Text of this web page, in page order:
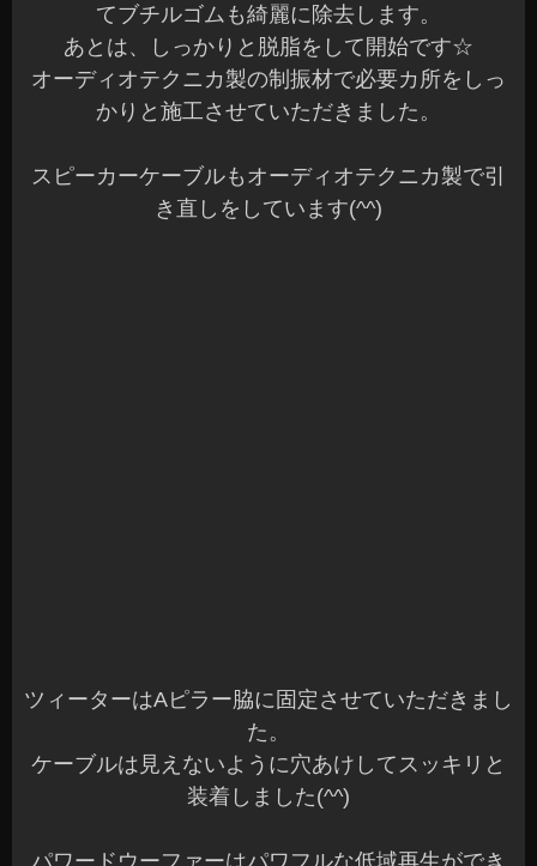
てブチルゴムも綺麗に除去します。
あとは、しっかりと脱脂をして開始です☆
オーディオテクニカ製の制振材で必要カ所をしっ
かりと施工させていただきました。
スピーカーケーブルもオーディオテクニカ製で引
き直しをしています(^^)
ツィーターはAピラー脇に固定させていただきまし
た。
ケーブルは見えないように穴あけしてスッキリと
装着しました(^^)
パワードウーファーはパワフルな低域再生ができ